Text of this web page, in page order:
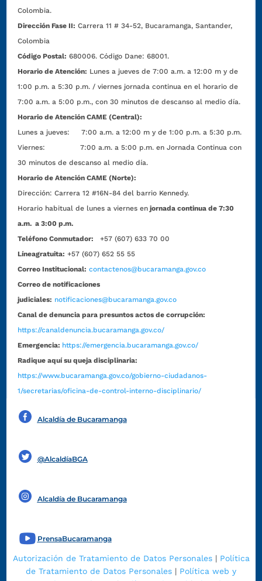
Colombia.
Dirección Fase II: Carrera 11 # 34-52, Bucaramanga, Santander,
Colombia
Código Postal: 680006. Código Dane: 68001.
Horario de Atención: Lunes a jueves de 7:00 a.m. a 12:00 m y de
1:00 p.m. a 5:30 p.m. / viernes jornada continua en el horario de
7:00 a.m. a 5:00 p.m., con 30 minutos de descanso al medio día.
Horario de Atención CAME (Central):
Lunes a jueves: 7:00 a.m. a 12:00 m y de 1:00 p.m. a 5:30 p.m.
Viernes: 7:00 a.m. a 5:00 p.m. en Jornada Continua con
30 minutos de descanso al medio día.
Horario de Atención CAME (Norte):
Dirección:Carrera 12 #16N-84 del barrio Kennedy.
Horario habitual de lunes a viernes en jornada continua de 7:30
a.m. a 3:00 p.m.
Teléfono Conmutador:
+57 (607) 633 70 00
Líneagratuita: +57 (607) 652 55 55
Correo Institucional: contactenos@bucaramanga.gov.co
Correo de notificaciones
judiciales: notificaciones@bucaramanga.gov.co
Canal de denuncia para presuntos actos de corrupción:
https://canaldenuncia.bucaramanga.gov.co/
Emergencia: https://emergencia.bucaramanga.gov.co/
Radique aquí su queja disciplinaria:
https://www.bucaramanga.gov.co/gobierno-ciudadanos-
1/secretarias/oficina-de-control-interno-disciplinario/
Alcaldía de Bucaramanga
@AlcaldíaBGA
Alcaldía de Bucaramanga
PrensaBucaramanga
Autorización de Tratamiento de Datos Personales| Política
de Tratamiento de Datos Personales | Política web y